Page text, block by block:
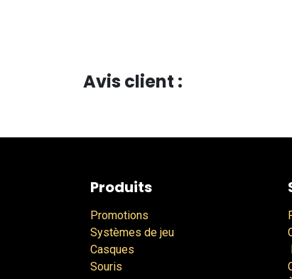
Avis client :
Produits
Promotions
Systèmes de jeu
Casques
Souris